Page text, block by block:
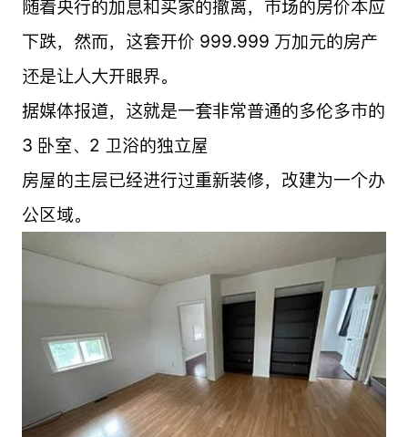
随着央行的加息和买家的撤离，市场的房价本应
下跌，然而，这套开价 999.999 万加元的房产
还是让人大开眼界。
据媒体报道，这就是一套非常普通的多伦多市的
3 卧室、2 卫浴的独立屋
房屋的主层已经进行过重新装修，改建为一个办
公区域。